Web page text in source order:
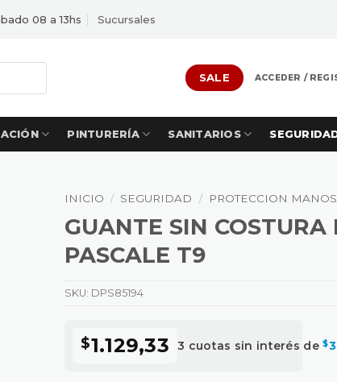
08 a 13hs Sucursales
SALE ACCEDER /
PINTURERÍA SANITARIOS
INICIO / SEGURIDAD / PROTECCION MANOS
GUANTE SIN COSTURA
PASCALE T9
$1.129,33 3 cuotas sin interés de$
SKU: DPS85194